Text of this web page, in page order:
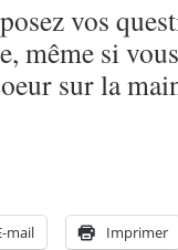
vos
même si
sur la
mail Imprimer